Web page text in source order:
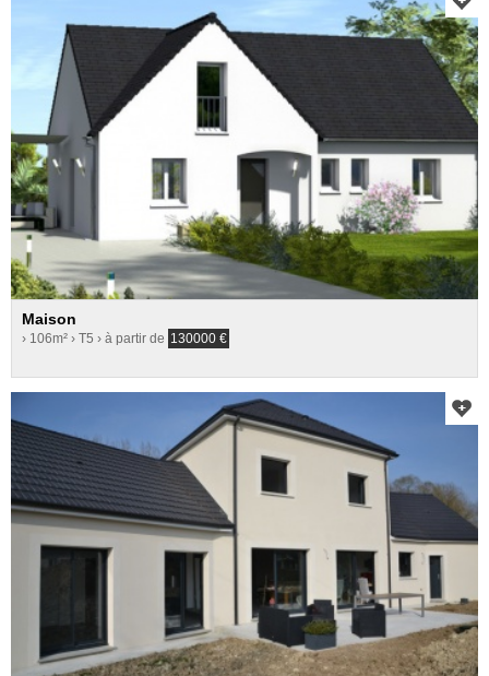
Maison
› 106m² › T5 › à partir de 130000 €